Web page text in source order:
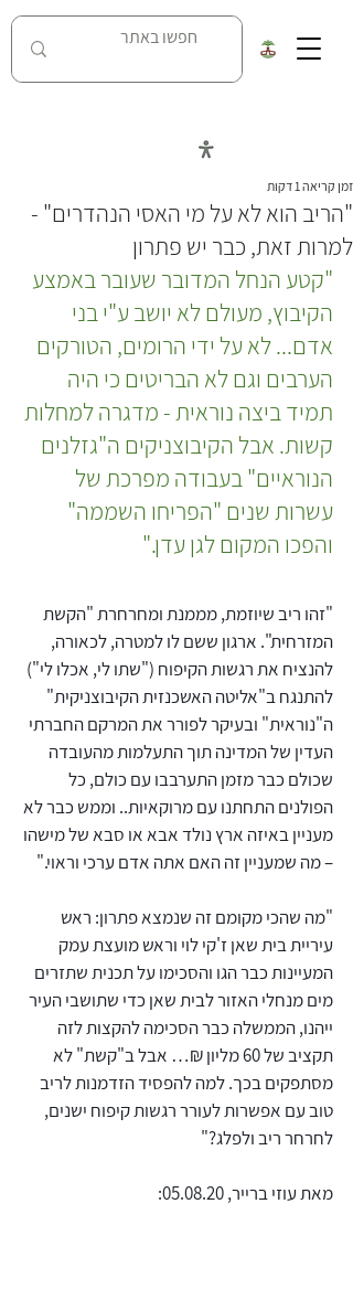
"הריב הוא לא על מי האסי הנהדרים" -
למרות זאת, כבר יש פתרון
זמן קריאה 1 דקות
"קטע הנחל המדובר שעובר באמצע
הקיבוץ, מעולם לא יושב ע"י בני
אדם... לא על ידי הרומים, הטורקים
הערבים וגם לא הבריטים כי היה
תמיד ביצה נוראית - מדגרה למחלות
קשות. אבל הקיבוצניקים ה"גזלנים
הנוראיים" בעבודה מפרכת של
עשרות שנים "הפריחו השממה"
והפכו המקום לגן עדן."
"זהו ריב שיוזמת, מממנת ומחרחרת "הקשת
המזרחית". ארגון ששם לו למטרה, לכאורה,
להנציח את רגשות הקיפוח ("שתו לי, אכלו לי")
להתנגח ב"אליטה האשכנזית הקיבוצניקית"
ה"נוראית" ובעיקר לפורר את המרקם החברתי
העדין של המדינה תוך התעלמות מהעובדה
שכולם כבר מזמן התערבבו עם כולם, כל
הפולנים התחתנו עם מרוקאיות.. וממש כבר לא
מעניין באיזה ארץ נולד אבא או סבא של מישהו
– מה שמעניין זה האם אתה אדם ערכי וראוי."
"מה שהכי מקומם זה שנמצא פתרון: ראש
עיריית בית שאן ז'קי לוי וראש מועצת עמק
המעיינות כבר הגו והסכימו על תכנית שתזרים
מים מנחלי האזור לבית שאן כדי שתושבי העיר
ייהנו, הממשלה כבר הסכימה להקצות לזה
תקציב של 60 מליון ₪… אבל ב"קשת" לא
מסתפקים בכך. למה להפסיד הזדמנות לריב
טוב עם אפשרות לעורר רגשות קיפוח ישנים,
לחרחר ריב ולפלג?"
מאת עוזי ברייר, 05.08.20: